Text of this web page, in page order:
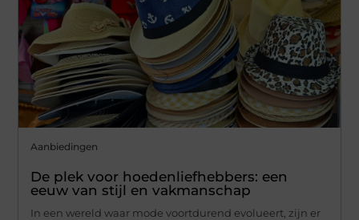
Aanbiedingen
De plek voor hoedenliefhebbers: een
eeuw van stijl en vakmanschap
In een wereld waar mode voortdurend evolueert, zijn er